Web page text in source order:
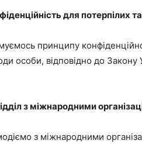
для потерпілих та
принципу
особи, відповідно до
з міжнародними
з міжнародними